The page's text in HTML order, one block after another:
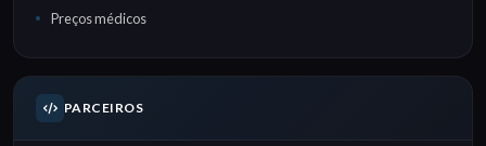
Preços médicos
PARCEIROS